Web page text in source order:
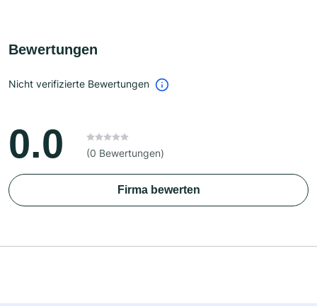
Bewertungen
Nicht verifizierte Bewertungen
0.0 (0 Bewertungen)
Firma bewerten